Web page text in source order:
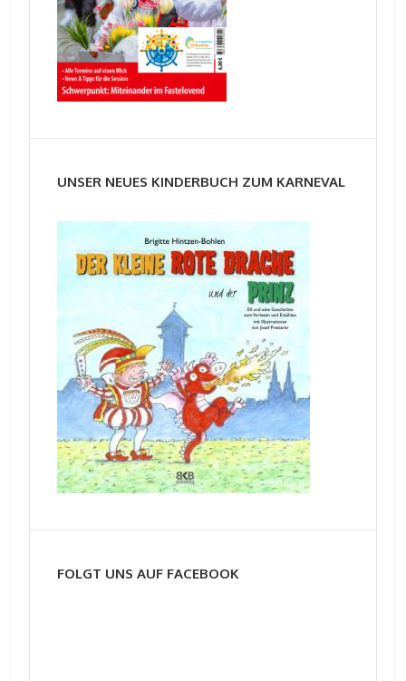
UNSER NEUES KINDERBUCH ZUM KARNEVAL
FOLGT UNS AUF FACEBOOK